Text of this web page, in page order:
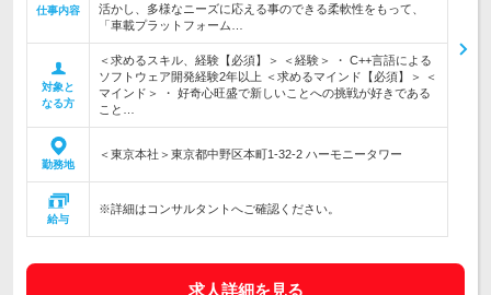
仕事内容
活かし、多様なニーズに応える事のできる柔軟性をもって、
「車載プラットフォーム…
対象と
なる方
＜求めるスキル、経験【必須】＞ ＜経験＞ ・ C++言語による
ソフトウェア開発経験2年以上 ＜求めるマインド【必須】＞ ＜
マインド＞ ・ 好奇心旺盛で新しいことへの挑戦が好きである
こと…
勤務地
＜東京本社＞東京都中野区本町1-32-2 ハーモニータワー
給与
※詳細はコンサルタントへご確認ください。
求人詳細を見る